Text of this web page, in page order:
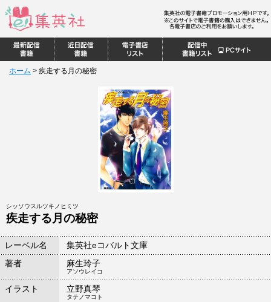
ホーム > 疾走する月の秘密
シッソウスルツキノヒミツ
疾走する月の秘密
レーベル名
集英社eコバルト文庫
著者
麻生玲子
アソウレイコ
イラスト 立野真琴
タテノマコト